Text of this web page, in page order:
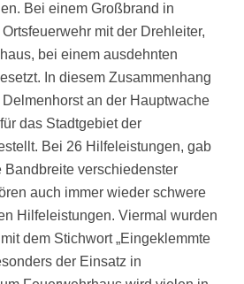
Bei einem Großbrand in
mit der Drehleiter,
bei einem ausdehnten
In diesem Zusammenhang
an der Hauptwache
das Stadtgebiet der
Bei 26 Hilfeleistungen, gab
verschiedenster
auch immer wieder schwere
Hilfeleistungen. Viermal wurden
dem Stichwort „Eingeklemmte
der Einsatz in